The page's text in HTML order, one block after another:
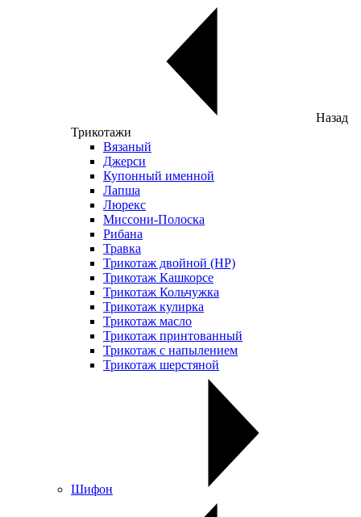
Назад
Трикотажи
Вязаный
Джерси
Купонный именной
Лапша
Люрекс
Миссони-Полоска
Рибана
Травка
Трикотаж двойной (НР)
Трикотаж Кашкорсе
Трикотаж Кольчужка
Трикотаж кулирка
Трикотаж масло
Трикотаж принтованный
Трикотаж с напылением
Трикотаж шерстяной
Шифон